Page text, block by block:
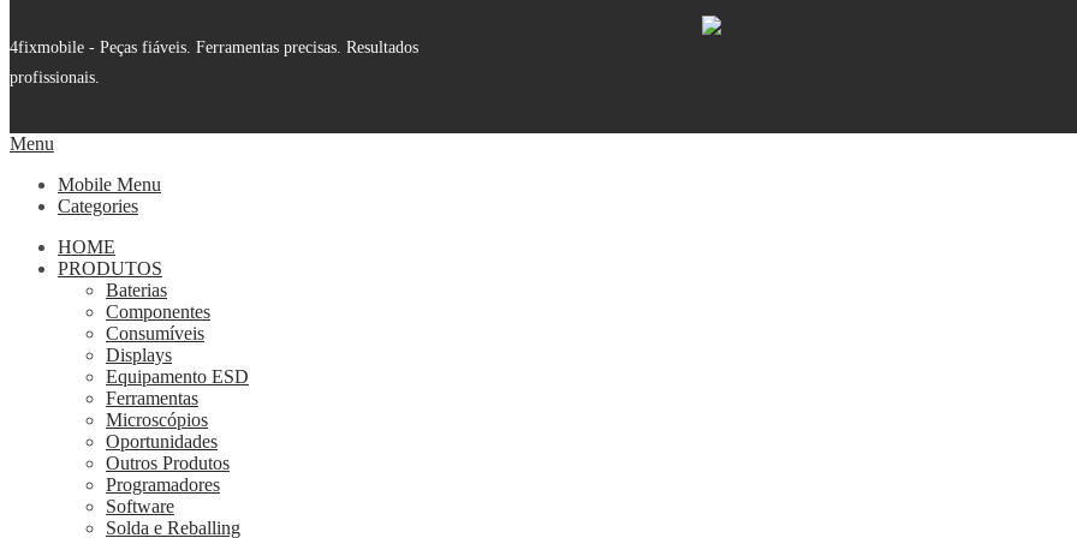
4fixmobile - Peças fiáveis. Ferramentas precisas. Resultados
profissionais.
Menu
Mobile Menu
Categories
HOME
PRODUTOS
Baterias
Componentes
Consumíveis
Displays
Equipamento ESD
Ferramentas
Microscópios
Oportunidades
Outros Produtos
Programadores
Software
Solda e Reballing